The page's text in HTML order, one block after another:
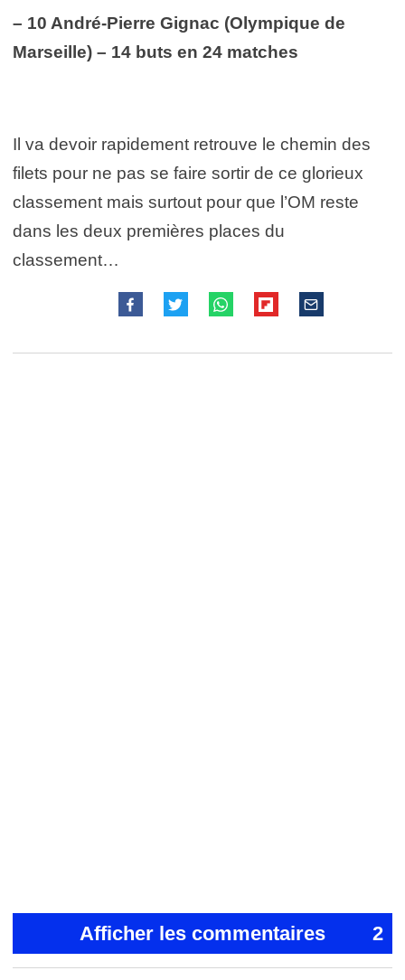
– 10 André-Pierre Gignac (Olympique de
Marseille) – 14 buts en 24 matches
Il va devoir rapidement retrouve le chemin des
filets pour ne pas se faire sortir de ce glorieux
classement mais surtout pour que l’OM reste
dans les deux premières places du
classement…
Afficher les commentaires 2